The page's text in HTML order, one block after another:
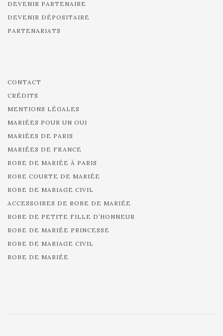
DEVENIR PARTENAIRE
DEVENIR DÉPOSITAIRE
PARTENARIATS
CONTACT
CRÉDITS
MENTIONS LÉGALES
MARIÉES POUR UN OUI
MARIÉES DE PARIS
MARIÉES DE FRANCE
ROBE DE MARIÉE À PARIS
ROBE COURTE DE MARIÉE
ROBE DE MARIAGE CIVIL
ACCESSOIRES DE ROBE DE MARIÉE
ROBE DE PETITE FILLE D’HONNEUR
ROBE DE MARIÉE PRINCESSE
ROBE DE MARIAGE CIVIL
ROBE DE MARIÉE